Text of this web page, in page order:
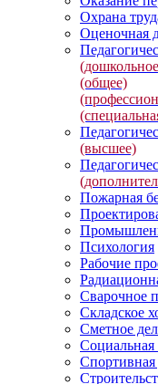
Охрана
Оценочная
(общее)
(высшее)
Пожарная
Психология
Рабочие
Сварочное
Складское
Сметное
Социальная
Спортивная